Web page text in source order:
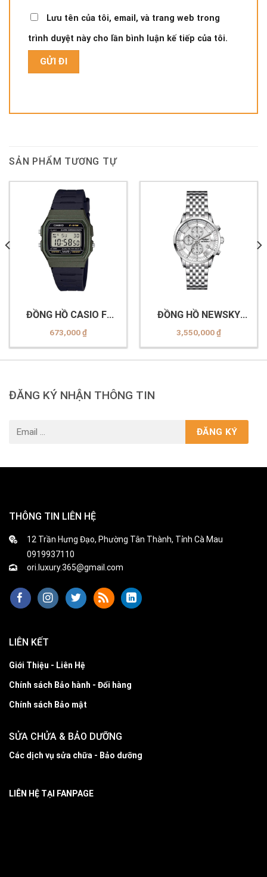
Lưu tên của tôi, email, và trang web trong
trình duyệt này cho lần bình luận kế tiếp của tôi.
SẢN PHẨM TƯƠNG TỰ
ĐỒNG HỒ CASIO F-
91WM-3ADF
673,000₫
ĐỒNG HỒ NEWSKY
NS6005G.S01
3,550,000₫
ĐĂNG KÝ NHẬN THÔNG TIN
THÔNG TIN LIÊN HỆ
12 Trần Hưng Đạo, Phường Tân Thành, Tỉnh Cà Mau
0919937110
ori.luxury.365@gmail.com
LIÊN KẾT
Giới Thiệu - Liên Hệ
Chính sách Bảo hành - Đổi hàng
Chính sách Bảo mật
SỬA CHỬA & BẢO DƯỠNG
Các dịch vụ sửa chữa - Bảo dưỡng
LIÊN HỆ TẠI FANPAGE